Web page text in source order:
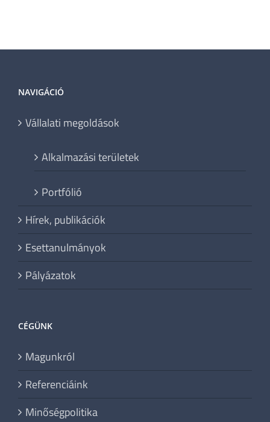
NAVIGÁCIÓ
Vállalati megoldások
Alkalmazási területek
Portfólió
Hírek, publikációk
Esettanulmányok
Pályázatok
CÉGÜNK
Magunkról
Referenciáink
Minőségpolitika